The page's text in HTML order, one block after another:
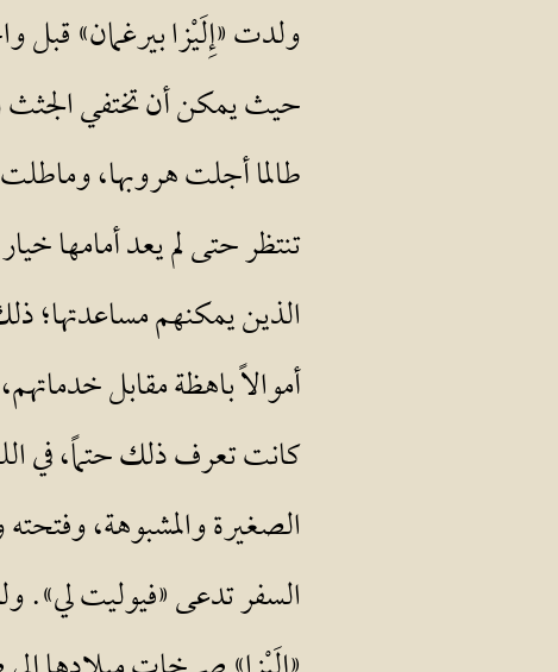
ولدت «إِلَيْزا بيرغمان» قبل
حيث يمكن أن تختفي
طالما أجلت هروبها،
تنتظر حتى لم يعد أمامها
الذين يمكنهم مساعدتها؛
أموالاً باهظة مقابل
كانت تعرف ذلك حتماً، في
الصغيرة والمشبوهة،